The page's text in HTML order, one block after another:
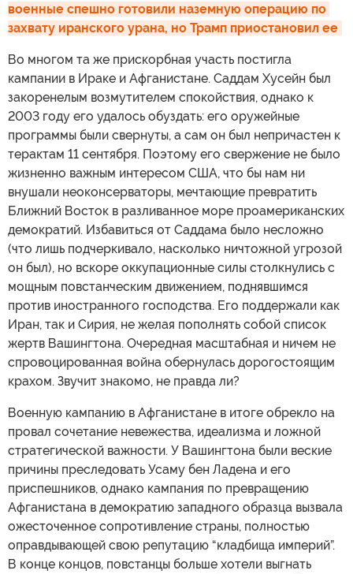
военные спешно готовили наземную операцию по
захвату иранского урана, но Трамп приостановил ее
Во многом та же прискорбная участь постигла
кампании в Ираке и Афганистане. Саддам Хусейн был
закоренелым возмутителем спокойствия, однако к
2003 году его удалось обуздать: его оружейные
программы были свернуты, а сам он был непричастен к
терактам 11 сентября. Поэтому его свержение не было
жизненно важным интересом США, что бы нам ни
внушали неоконсерваторы, мечтающие превратить
Ближний Восток в разливанное море проамериканских
демократий. Избавиться от Саддама было несложно
(что лишь подчеркивало, насколько ничтожной угрозой
он был), но вскоре оккупационные силы столкнулись с
мощным повстанческим движением, поднявшимся
против иностранного господства. Его поддержали как
Иран, так и Сирия, не желая пополнять собой список
жертв Вашингтона. Очередная масштабная и ничем не
спровоцированная война обернулась дорогостоящим
крахом. Звучит знакомо, не правда ли?
Военную кампанию в Афганистане в итоге обрекло на
провал сочетание невежества, идеализма и ложной
стратегической важности. У Вашингтона были веские
причины преследовать Усаму бен Ладена и его
приспешников, однако кампания по превращению
Афганистана в демократию западного образца вызвала
ожесточенное сопротивление страны, полностью
оправдывающей свою репутацию “кладбища империй”.
В конце концов, повстанцы больше хотели выгнать